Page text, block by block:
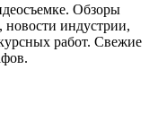
Обзоры
новости индустрии,
работ. Свежие